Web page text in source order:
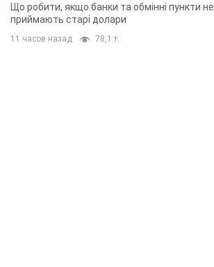
Що робити, якщо банки та обмінні пункти не
приймають старі долари
11 часов назад 78,1 т.